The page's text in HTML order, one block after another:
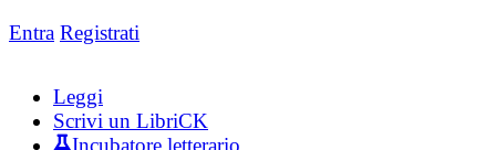
Entra Registrati
Leggi
Scrivi un LibriCK
Incubatore letterario